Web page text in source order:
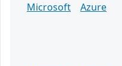
Microsoft
Azure